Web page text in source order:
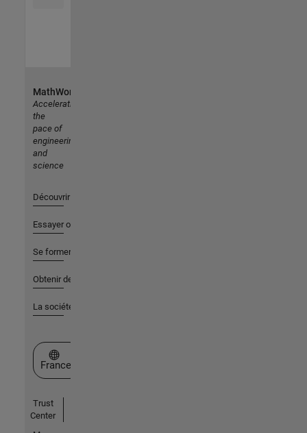
MathWorks
Accelerating
the
pace of
engineering
and
science
Découvrir les produits
Essayer ou acheter
Se former
Obtenir de l'aide
La société
Sélectionner un site web
France
Trust
Center